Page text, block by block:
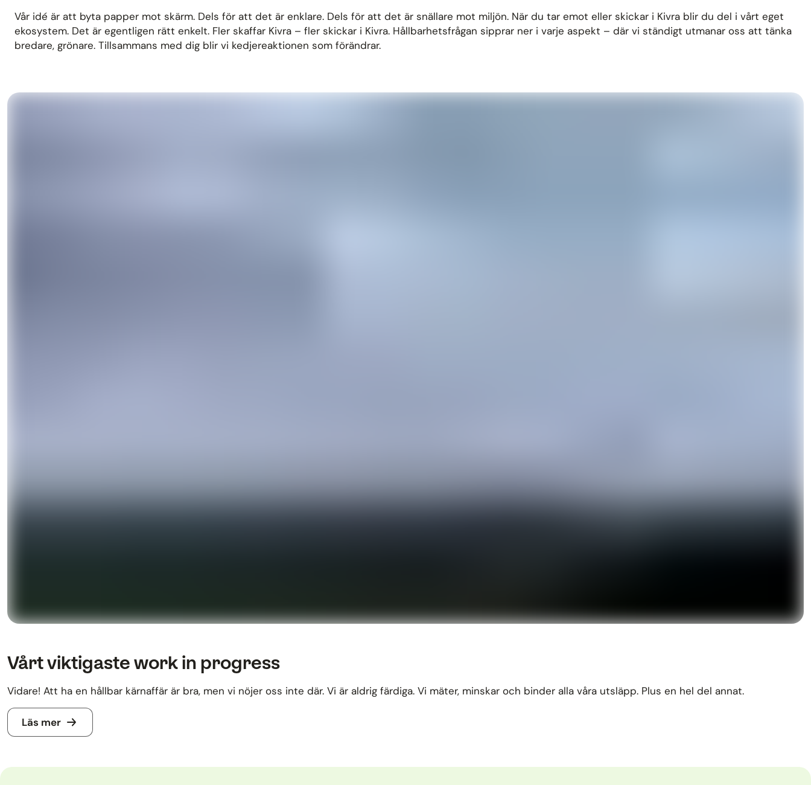
Vår idé är att byta papper mot skärm. Dels för att det är enklare. Dels för att det är snällare mot miljön. När du tar emot eller skickar i Kivra blir du del i vårt eget
ekosystem. Det är egentligen rätt enkelt. Fler skaffar Kivra – fler skickar i Kivra. Hållbarhetsfrågan sipprar ner i varje aspekt – där vi ständigt utmanar oss att tänka
bredare, grönare. Tillsammans med dig blir vi kedjereaktionen som förändrar.
Vårt viktigaste work in progress
Vidare! Att ha en hållbar kärnaffär är bra, men vi nöjer oss inte där. Vi är aldrig färdiga. Vi mäter, minskar och binder alla våra utsläpp. Plus en hel del annat.
Läs mer